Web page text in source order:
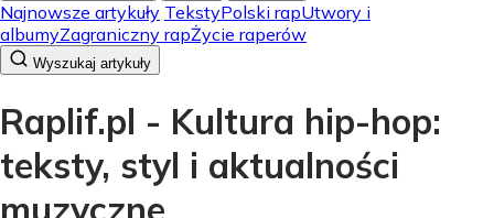
Najnowsze artykuły TekstyPolski rapUtwory i
albumyZagraniczny rapŻycie raperów
Wyszukaj artykuły
Raplif.pl - Kultura hip-hop:
teksty, styl i aktualności
muzyczne